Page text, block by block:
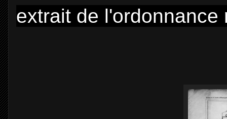
extrait de l'ordonnance